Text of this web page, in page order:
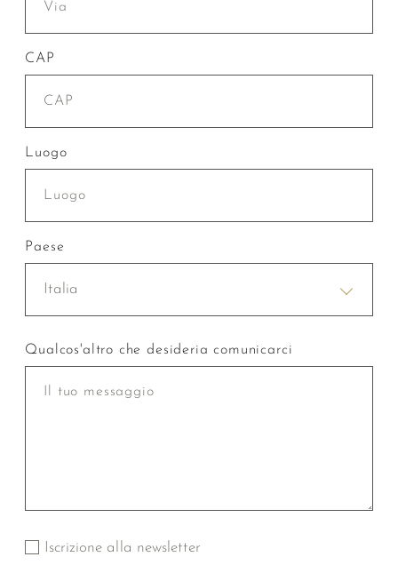
CAP
Luogo
Paese
Italia
Qualcos'altro che desideria comunicarci
Iscrizione alla newsletter